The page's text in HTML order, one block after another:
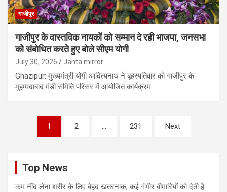
गाजीपुर
गाजीपुर के वास्तविक नायकों को सम्मान दे रही भाजपा, जनसभा
को संबोधित करते हुए बोले सीएम योगी
July 30, 2026 Janta mirror
Ghazipur: मुख्यमंत्री योगी आदित्यनाथ ने बृहस्पतिवार को गाजीपुर के
मुहम्मदाबाद मंडी समिति परिसर में आयोजित कार्यक्रम…
pagination
1 2 … 231 Next
Top News
कम नींद लेना शरीर के लिए बेहद खतरनाक, कई गंभीर बीमारियों को देती है